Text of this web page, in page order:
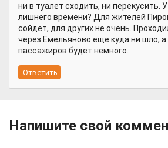
ни в туалет сходить, ни перекусить.
лишнего времени? Для жителей
сойдет, для других не очень.
через Емельяново еще куда ни шло,
пассажиров будет немного.
Напишите свой